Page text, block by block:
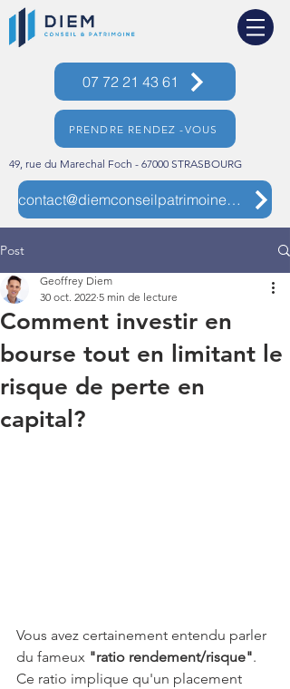
07 72 21 43 61
PRENDRE RENDEZ -VOUS
49, rue du Marechal Foch - 67000 STRASBOURG
contact@diemconseilpatrimoine.com
Post
Comment investir en
bourse tout en limitant le
risque de perte en
capital?
Geoffrey Diem
30 oct. 2022 5 min de lecture
Vous avez certainement entendu parler
du fameux "ratio rendement/risque".
Ce ratio implique qu'un placement